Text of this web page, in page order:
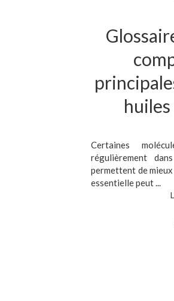
Certaines
régulièrement
permettent de
essentielle peut ...